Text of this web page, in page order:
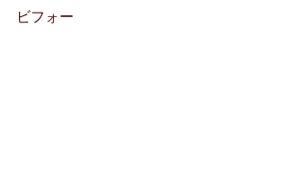
ビフォー